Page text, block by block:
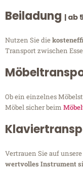
Beiladung | ab
Nutzen Sie die
Transport zwischen
Ob ein einzelnes
Möbel sicher beim
Vertrauen Sie auf
wertvolles Instrument